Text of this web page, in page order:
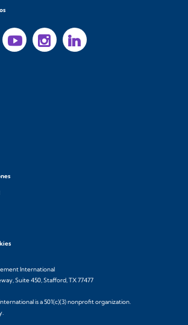
International
Suite 450, Stafford, TX 77477
is a 501(c)(3) nonprofit organization.